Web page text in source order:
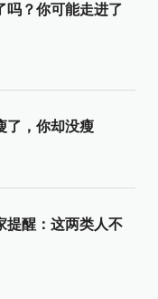
吗？你可能走进了
了，你却没瘦
提醒：这两类人不